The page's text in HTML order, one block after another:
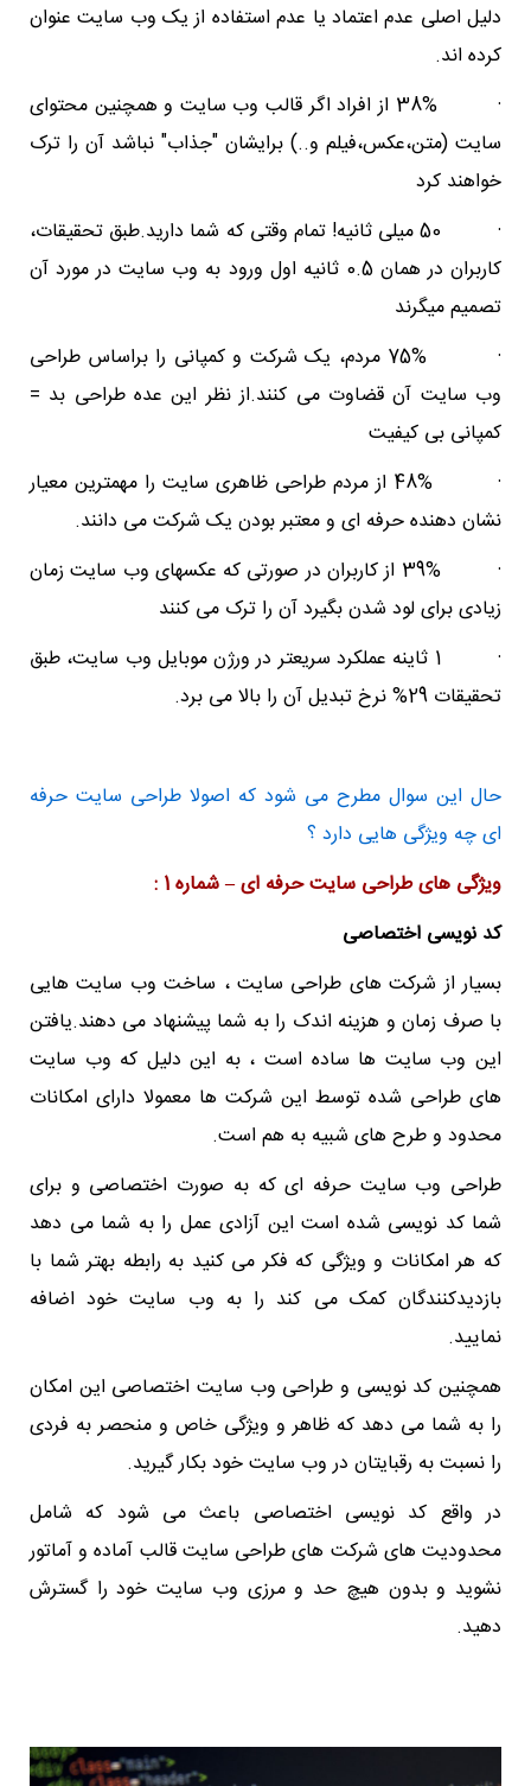
دلیل اصلی عدم اعتماد یا عدم استفاده از یک وب سایت عنوان
کرده اند.
· 38% از افراد اگر قالب وب سایت و همچنین محتوای
سایت (متن،عکس،فیلم و..) برایشان "جذاب" نباشد آن را ترک
خواهند کرد
· 50 میلی ثانیه! تمام وقتی که شما دارید.طبق تحقیقات،
کاربران در همان 0.5 ثانیه اول ورود به وب سایت در مورد آن
تصمیم میگرند
· 75% مردم، یک شرکت و کمپانی را براساس طراحی
وب سایت آن قضاوت می کنند.از نظر این عده طراحی بد =
کمپانی بی کیفیت
· 48% از مردم طراحی ظاهری سایت را مهمترین معیار
نشان دهنده حرفه ای و معتبر بودن یک شرکت می دانند.
· 39% از کاربران در صورتی که عکسهای وب سایت زمان
زیادی برای لود شدن بگیرد آن را ترک می کنند
· 1 ثاینه عملکرد سریعتر در ورژن موبایل وب سایت، طبق
تحقیقات 29% نرخ تبدیل آن را بالا می برد.
حال این سوال مطرح می شود که اصولا طراحی سایت حرفه
ای چه ویژگی هایی دارد ؟
ویژگی های طراحی سایت حرفه ای – شماره 1 :
کد نویسی اختصاصی
بسیار از شرکت های طراحی سایت ، ساخت وب سایت هایی
با صرف زمان و هزینه اندک را به شما پیشنهاد می دهند.یافتن
این وب سایت ها ساده است ، به این دلیل که وب سایت
های طراحی شده توسط این شرکت ها معمولا دارای امکانات
محدود و طرح های شبیه به هم است.
طراحی وب سایت حرفه ای که به صورت اختصاصی و برای
شما کد نویسی شده است این آزادی عمل را به شما می دهد
که هر امکانات و ویژگی که فکر می کنید به رابطه بهتر شما با
بازدیدکنندگان کمک می کند را به وب سایت خود اضافه
نمایید.
همچنین کد نویسی و طراحی وب سایت اختصاصی این امکان
را به شما می دهد که ظاهر و ویژگی خاص و منحصر به فردی
را نسبت به رقبایتان در وب سایت خود بکار گیرید.
در واقع کد نویسی اختصاصی باعث می شود که شامل
محدودیت های شرکت های طراحی سایت قالب آماده و آماتور
نشوید و بدون هیچ حد و مرزی وب سایت خود را گسترش
دهید.